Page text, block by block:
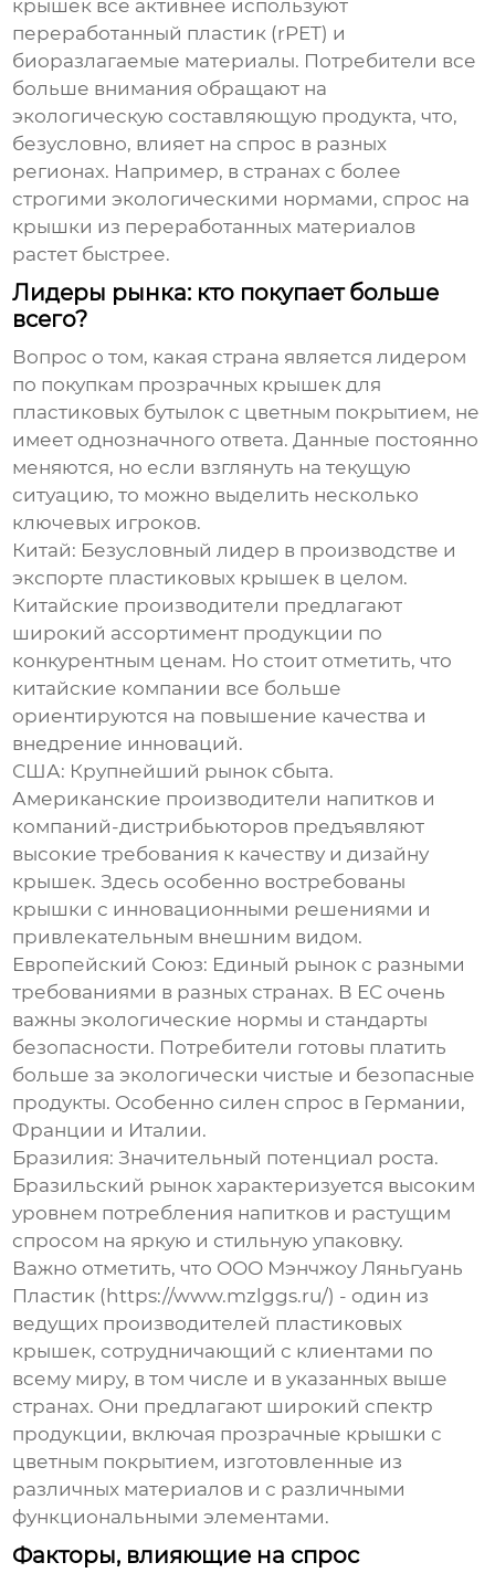
крышек все активнее используют
переработанный пластик (rPET) и
биоразлагаемые материалы. Потребители все
больше внимания обращают на
экологическую составляющую продукта, что,
безусловно, влияет на спрос в разных
регионах. Например, в странах с более
строгими экологическими нормами, спрос на
крышки из переработанных материалов
растет быстрее.
Лидеры рынка: кто покупает больше
всего?
Вопрос о том, какая страна является лидером
по покупкам прозрачных крышек для
пластиковых бутылок с цветным покрытием, не
имеет однозначного ответа. Данные постоянно
меняются, но если взглянуть на текущую
ситуацию, то можно выделить несколько
ключевых игроков.
Китай: Безусловный лидер в производстве и
экспорте пластиковых крышек в целом.
Китайские производители предлагают
широкий ассортимент продукции по
конкурентным ценам. Но стоит отметить, что
китайские компании все больше
ориентируются на повышение качества и
внедрение инноваций.
США: Крупнейший рынок сбыта.
Американские производители напитков и
компаний-дистрибьюторов предъявляют
высокие требования к качеству и дизайну
крышек. Здесь особенно востребованы
крышки с инновационными решениями и
привлекательным внешним видом.
Европейский Союз: Единый рынок с разными
требованиями в разных странах. В ЕС очень
важны экологические нормы и стандарты
безопасности. Потребители готовы платить
больше за экологически чистые и безопасные
продукты. Особенно силен спрос в Германии,
Франции и Италии.
Бразилия: Значительный потенциал роста.
Бразильский рынок характеризуется высоким
уровнем потребления напитков и растущим
спросом на яркую и стильную упаковку.
Важно отметить, что ООО Мэнчжоу Ляньгуань
Пластик (https://www.mzlggs.ru/) - один из
ведущих производителей пластиковых
крышек, сотрудничающий с клиентами по
всему миру, в том числе и в указанных выше
странах. Они предлагают широкий спектр
продукции, включая прозрачные крышки с
цветным покрытием, изготовленные из
различных материалов и с различными
функциональными элементами.
Факторы, влияющие на спрос